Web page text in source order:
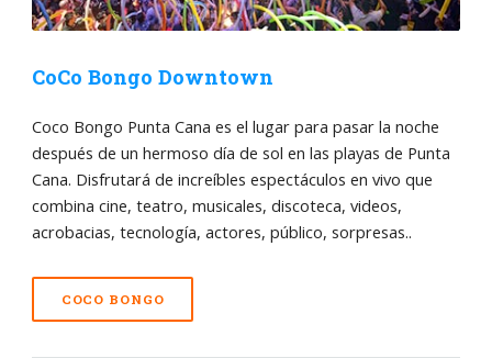
CoCo Bongo Downtown
Coco Bongo Punta Cana es el lugar para pasar la noche
después de un hermoso día de sol en las playas de Punta
Cana. Disfrutará de increíbles espectáculos en vivo que
combina cine, teatro, musicales, discoteca, videos,
acrobacias, tecnología, actores, público, sorpresas..
COCO BONGO